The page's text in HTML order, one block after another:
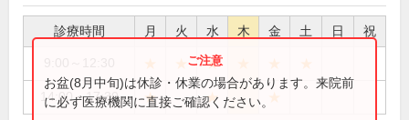
診療時間 月 火 水 木 金 土 日 祝
★ ★ ★ ★ ★
14:00～17:30 ★ ★ ★
お盆(8月中旬)は休診・休業の場合があります。来院前
に必ず医療機関に直接ご確認ください。